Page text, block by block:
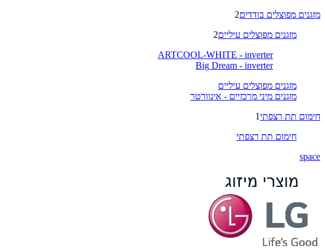
מזגנים מפוצלים בודדים2
מזגנים מפוצלים עיליים2
ARTCOOL-WHITE - inverter
Big Dream - inverter
מזגנים מפוצלים עיליים
מזגנים מיני מרכזיים - אינוורטר
חימום תת רצפתי1
חימום תת רצפתי
space